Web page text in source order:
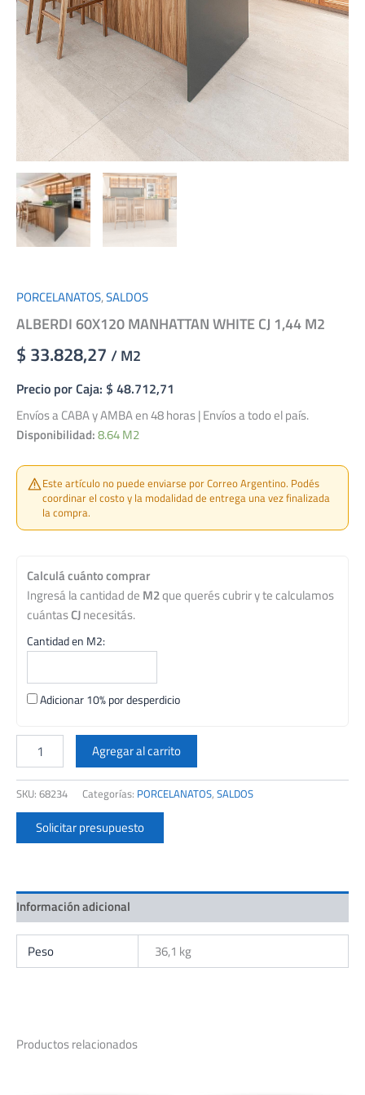
PORCELANATOS,SALDOS
ALBERDI 60X120 MANHATTAN WHITE CJ 1,44 M2
$ 33.828,27 / M2
Precio por Caja: $ 48.712,71
Envíos a CABA y AMBA en 48 horas | Envíos a todo el país.
Disponibilidad:8.64 M2
Este artículo no puede enviarse por Correo Argentino. Podés
coordinar el costo y la modalidad de entrega una vez finalizada
la compra.
Calculá cuánto comprar
Ingresá la cantidad de M2que querés cubrir y te calculamos
cuántasCJnecesitás.
Cantidad en M2:
Adicionar 10% por desperdicio
ALBERDI
60X120
MANHATTAN
WHITE
CJ
1,44
cantidad
Agregar al carrito
SKU: 68234 Categorías: PORCELANATOS, SALDOS
Solicitar presupuesto
Información adicional
Peso 36,1 kg
Productos relacionados